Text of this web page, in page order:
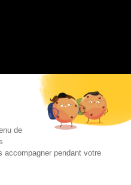
de
accompagner pendant votre